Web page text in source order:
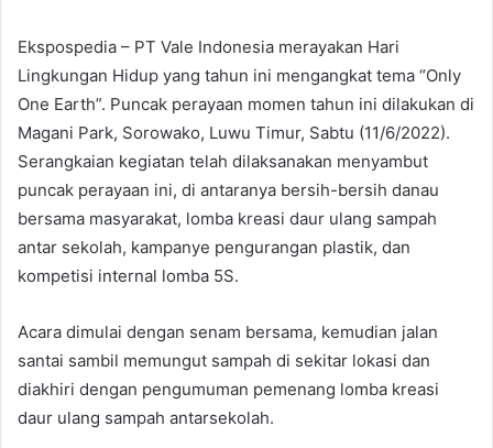
Ekspospedia – PT Vale Indonesia merayakan Hari
Lingkungan Hidup yang tahun ini mengangkat tema “Only
One Earth”. Puncak perayaan momen tahun ini dilakukan di
Magani Park, Sorowako, Luwu Timur, Sabtu (11/6/2022).
Serangkaian kegiatan telah dilaksanakan menyambut
puncak perayaan ini, di antaranya bersih-bersih danau
bersama masyarakat, lomba kreasi daur ulang sampah
antar sekolah, kampanye pengurangan plastik, dan
kompetisi internal lomba 5S.
Acara dimulai dengan senam bersama, kemudian jalan
santai sambil memungut sampah di sekitar lokasi dan
diakhiri dengan pengumuman pemenang lomba kreasi
daur ulang sampah antarsekolah.